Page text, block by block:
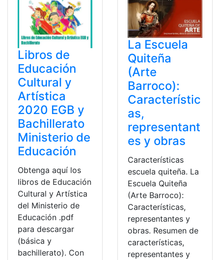
Libros de
Educación
Cultural y
Artística
2020 EGB y
Bachillerato
Ministerio de
Educación
Obtenga aquí los
libros de Educación
Cultural y Artística
del Ministerio de
Educación .pdf
para descargar
(básica y
bachillerato). Con
La Escuela
Quiteña
(Arte
Barroco):
Característic
as,
representant
es y obras
Características
escuela quiteña. La
Escuela Quiteña
(Arte Barroco):
Características,
representantes y
obras. Resumen de
características,
representantes y